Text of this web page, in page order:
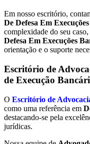
Em nosso escritório,
De Defesa Em
complexidade do seu
Defesa Em Execuções
orientação e o suporte
Escritório de
de Execução
O Escritório de
como uma referência em
destacando-se pela
jurídicas.